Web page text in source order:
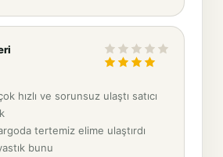
hızlı ve sorunsuz ulaştı satıcı
tertemiz elime ulaştırdı
bunu